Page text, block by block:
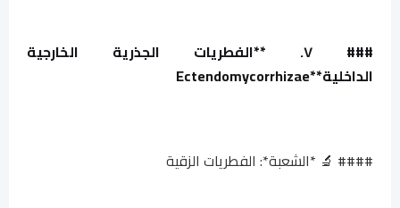
### ٧. **الفطريات الجذرية الخارجية
الداخلية**Ectendomycorrhizae
#### 🔬 *الشعبة*: الفطريات الزقية